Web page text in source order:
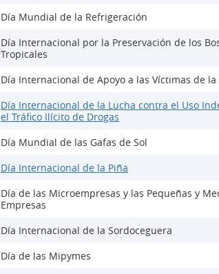
Día Mundial de la Refrigeración
Día Internacional por la Preservación de los
Tropicales
Día Internacional de Apoyo a las Víctimas de
Día Internacional de la Lucha contra el Uso
el Tráfico Ilícito de Drogas
Día Mundial de las Gafas de Sol
Día Internacional de la Piña
Día de las Microempresas y las Pequeñas y
Empresas
Día Internacional de la Sordoceguera
Día de las Mipymes